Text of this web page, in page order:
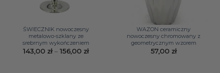
ŚWIECZNIK nowoczesny
metalowo-szklany ze
srebrnym wykończeniem
143,00 zł – 156,00 złZakres
WAZON ceramiczny
nowoczesny chromowany z
geometrycznym wzorem
57,00 zł